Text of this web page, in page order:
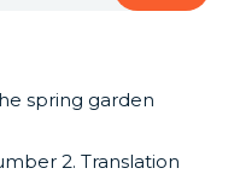
spring garden
2. Translation